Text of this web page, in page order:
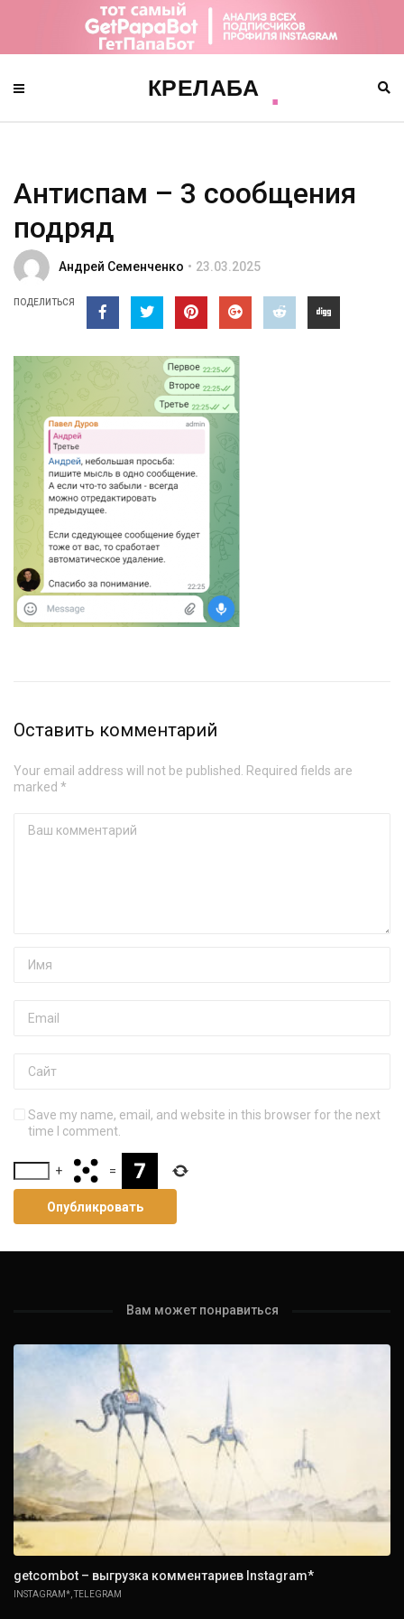
Антиспам – 3 сообщения
подряд
Андрей Семенченко 23.03.2025
ПОДЕЛИТЬСЯ
Оставить комментарий
Your email address will not be published. Required fields are
marked *
Save my name, email, and website in this browser for the next
time I comment.
+ =
Вам может понравиться
getcombot – выгрузка комментариев Instagram*
INSTAGRAM* ,TELEGRAM